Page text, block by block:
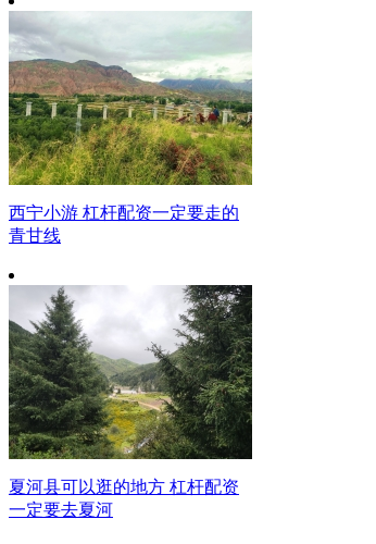
西宁小游 杠杆配资一定要走的
青甘线
夏河县可以逛的地方 杠杆配资
一定要去夏河